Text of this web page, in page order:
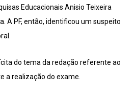
Educacionais Anisio Teixeira
A PF, então, identificou um suspeito
do tema da redação referente ao
a realização do exame.